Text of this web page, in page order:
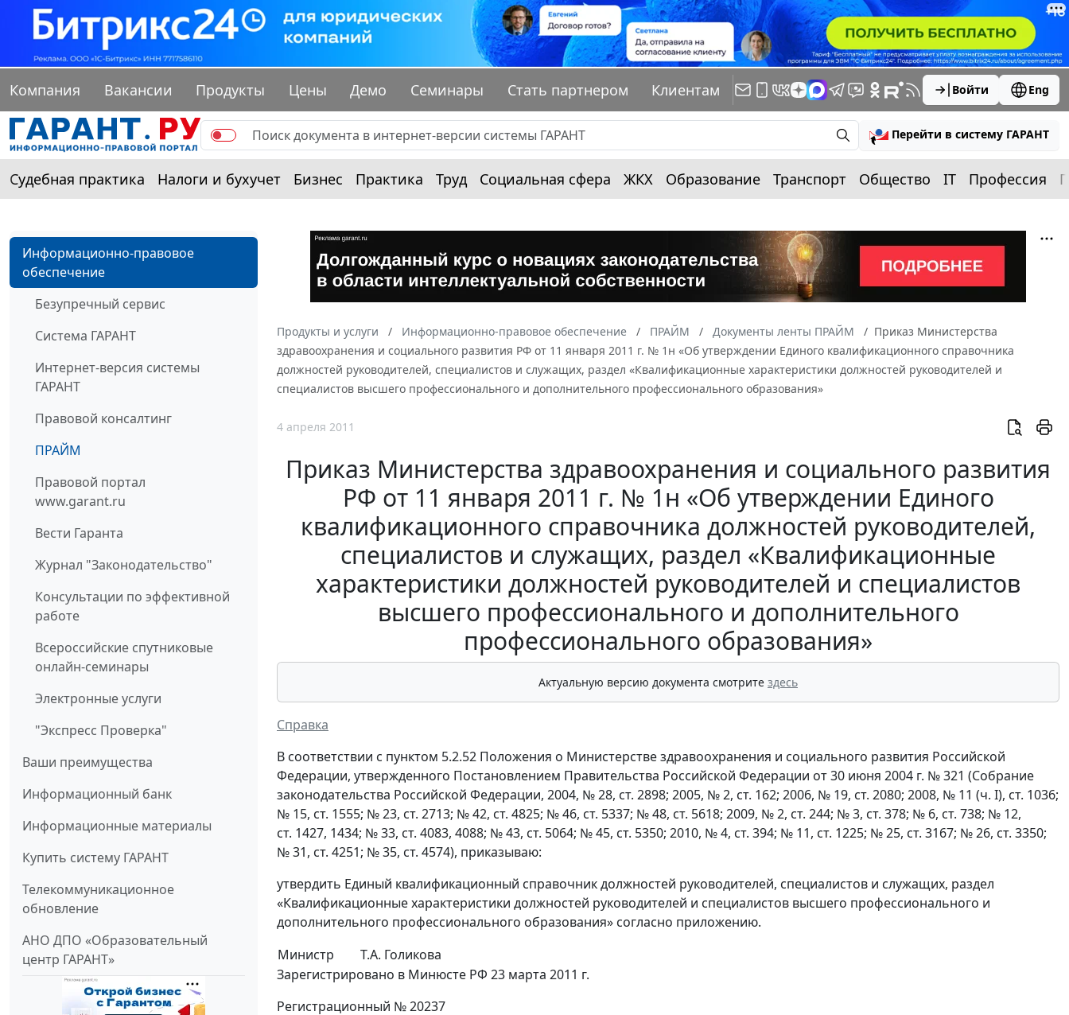
Компания Вакансии Продукты Цены Демо Семинары Стать партнером Клиентам Войти Eng
Перейти в систему ГАРАНТ
Судебная практика Налоги и бухучет Бизнес Практика Труд Социальная сфера ЖКХ Образование Транспорт Общество IT Профессия
Информационно-правовое
обеспечение
Безупречный сервис
Система ГАРАНТ
Интернет-версия системы
ГАРАНТ
Правовой консалтинг
ПРАЙМ
Правовой портал
www.garant.ru
Вести Гаранта
Журнал "Законодательство"
Консультации по эффективной
работе
Всероссийские спутниковые
онлайн-семинары
Электронные услуги
"Экспресс Проверка"
Ваши преимущества
Информационный банк
Информационные материалы
Купить систему ГАРАНТ
Телекоммуникационное
обновление
АНО ДПО «Образовательный
центр ГАРАНТ»
Продукты и услуги Информационно-правовое обеспечение ПРАЙМ Документы ленты ПРАЙМ
Приказ Министерства
здравоохранения и социального развития РФ от 11 января 2011 г. № 1н «Об утверждении Единого квалификационного справочника
должностей руководителей, специалистов и служащих, раздел «Квалификационные характеристики должностей руководителей и
специалистов высшего профессионального и дополнительного профессионального образования»
4 апреля 2011
Приказ Министерства здравоохранения и социального развития
РФ от 11 января 2011 г. № 1н «Об утверждении Единого
квалификационного справочника должностей руководителей,
специалистов и служащих, раздел «Квалификационные
характеристики должностей руководителей и специалистов
высшего профессионального и дополнительного
профессионального образования»
Актуальную версию документа смотрите здесь
Справка
В соответствии с пунктом 5.2.52 Положения о Министерстве здравоохранения и социального развития Российской
Федерации, утвержденного Постановлением Правительства Российской Федерации от 30 июня 2004 г. № 321 (Собрание
законодательства Российской Федерации, 2004, № 28, ст. 2898; 2005, № 2, ст. 162; 2006, № 19, ст. 2080; 2008, № 11 (ч. I), ст. 1036;
№ 15, ст. 1555; № 23, ст. 2713; № 42, ст. 4825; № 46, ст. 5337; № 48, ст. 5618; 2009, № 2, ст. 244; № 3, ст. 378; № 6, ст. 738; № 12,
ст. 1427, 1434; № 33, ст. 4083, 4088; № 43, ст. 5064; № 45, ст. 5350; 2010, № 4, ст. 394; № 11, ст. 1225; № 25, ст. 3167; № 26, ст. 3350;
№ 31, ст. 4251; № 35, ст. 4574), приказываю:
утвердить Единый квалификационный справочник должностей руководителей, специалистов и служащих, раздел
«Квалификационные характеристики должностей руководителей и специалистов высшего профессионального и
дополнительного профессионального образования» согласно приложению.
Министр
Т.А. Голикова
Зарегистрировано в Минюсте РФ 23 марта 2011 г.
Регистрационный № 20237